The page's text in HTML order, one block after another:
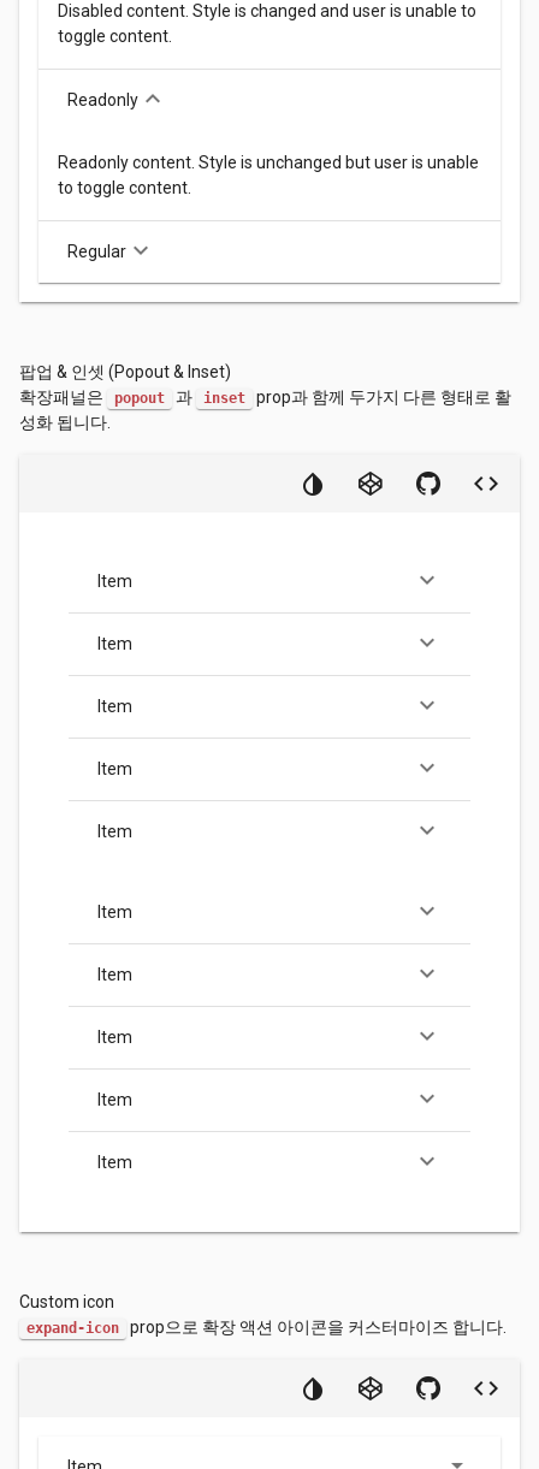
Disabled content. Style is changed and user is unable to
toggle content.
Readonly keyboard_arrow_down
Readonly content. Style is unchanged but user is unable
to toggle content.
Regular keyboard_arrow_down
팝업 & 인셋 (Popout & Inset)
확장패널은
popout 과 inset
prop과 함께 두가지 다른 형태로 활
성화 됩니다.
Item keyboard_arrow_down
Item keyboard_arrow_down
Item keyboard_arrow_down
Item keyboard_arrow_down
Item keyboard_arrow_down
Item keyboard_arrow_down
Item keyboard_arrow_down
Item keyboard_arrow_down
Item keyboard_arrow_down
Item keyboard_arrow_down
Custom icon
expand-icon prop으로 확장 액션 아이콘을 커스터마이즈 합니다.